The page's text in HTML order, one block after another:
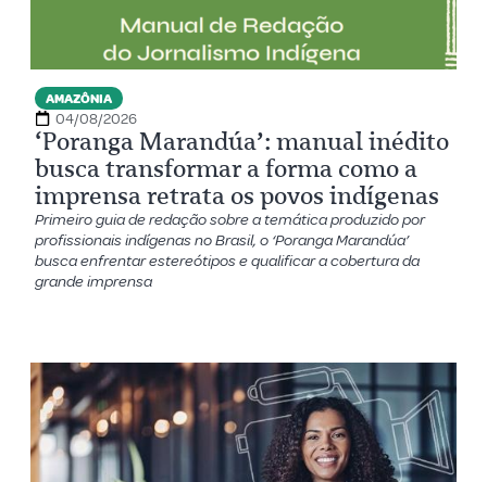
AMAZÔNIA
04/08/2026
‘Poranga Marandúa’: manual inédito
busca transformar a forma como a
imprensa retrata os povos indígenas
Primeiro guia de redação sobre a temática produzido por
profissionais indígenas no Brasil, o ‘Poranga Marandúa’
busca enfrentar estereótipos e qualificar a cobertura da
grande imprensa